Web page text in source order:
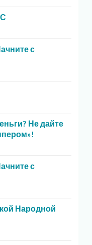
с
Не дайте
с
Народной